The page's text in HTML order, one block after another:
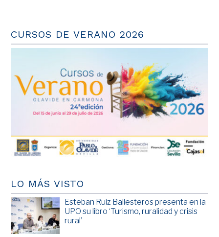
CURSOS DE VERANO 2026
LO MÁS VISTO
Esteban Ruiz Ballesteros presenta en la
UPO su libro ‘Turismo, ruralidad y crisis
rural’